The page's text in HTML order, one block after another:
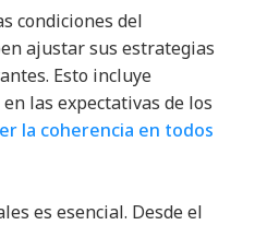
condiciones del
ajustar sus estrategias
Esto incluye
las expectativas de los
la coherencia en todos
es esencial. Desde el